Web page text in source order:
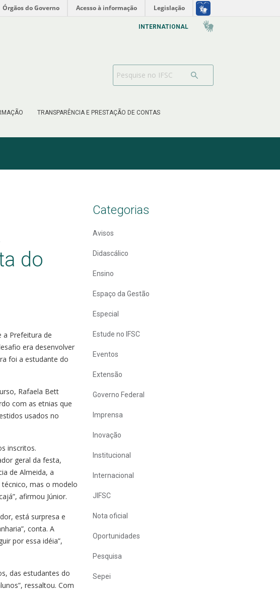
Órgãos do Governo Acesso à informação Legislação
TRANSPARÊNCIA E PRESTAÇÃO DE CONTAS
INTERNATIONAL
do
a Prefeitura de
era desenvolver
foi a estudante do
Rafaela Bett
com as etnias que
usados no
inscritos.
geral da festa,
de Almeida, a
técnico, mas o modelo
afirmou Júnior.
está surpresa e
conta. A
por essa idéia”,
das estudantes do
ressaltou. Com
Categorias
Avisos
Didascálico
Ensino
Espaço da Gestão
Especial
Estude no IFSC
Eventos
Extensão
Governo Federal
Imprensa
Inovação
Institucional
Internacional
JIFSC
Nota oficial
Oportunidades
Pesquisa
Sepei